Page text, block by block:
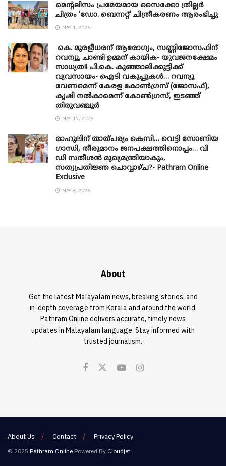
മെന്‍റലിസം പ്രമേയമായ സൈക്കോ ത്രില്ലർ
ചിത്രം ‘ഡോ. ബെന്നറ്റ്’ ചിത്രീകരണം ആരംഭിച്ചു
MAY 1, 2025
കെ. മുരളീധരന് ആരോഗ്യം, സണ്ണിജോസഫിന്
റവന്യൂ, ചാണ്ടി ഉമ്മന് കായിക- യുവജനക്ഷേമം
സാധ്യത!! പി.കെ. കുഞ്ഞാലിക്കുട്ടിക്ക്
വ്യവസായം- ഐടി വകുപ്പുകൾ… റവന്യൂ
വേണമെന്ന് കേരള കോൺഗ്രസ് (ജോസഫ്),
കൃഷി നൽകാമെന്ന് കോൺഗ്രസ്, ഇടഞ്ഞ്
തിരുവഞ്ചൂർ
MAY 17, 2026
രാഹുലിന് താത്പര്യം കെസി… വെട്ടി സോണിയ
​ഗാന്ധി, തീരുമാനം ജനപക്ഷത്തിനൊപ്പം… വി
ഡി സതീശൻ മുഖ്യമന്ത്രിയാകും,
സത്യപ്രതിജ്ഞ ചൊവ്വാഴ്ച?- Pathram Online
Exclusive
MAY 8, 2026
About
Get the latest Malayalam news, breaking stories, and
in-depth coverage from Kerala and around the world.
Pathram Online delivers accurate, timely news
updates in Malayalam language. Stay informed with
trusted journalism.
About Us Contact Privacy Policy
© 2025 Pathram Online Powered By Cloudjet